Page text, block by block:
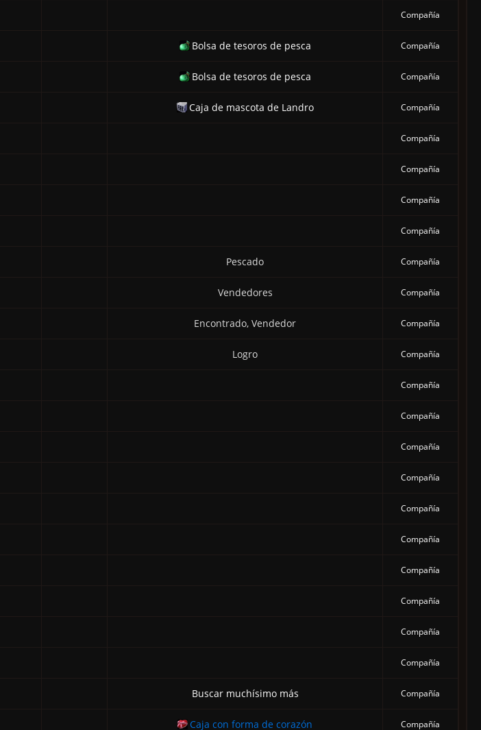
Compañía
Bolsa de tesoros de pesca Compañía
Bolsa de tesoros de pesca Compañía
Caja de mascota de Landro Compañía
Compañía
Compañía
Compañía
Compañía
Pescado Compañía
Vendedores Compañía
Encontrado, Vendedor Compañía
Logro Compañía
Compañía
Compañía
Compañía
Compañía
Compañía
Compañía
Compañía
Compañía
Compañía
Compañía
Buscar muchísimo más Compañía
Caja con forma de corazón Compañía